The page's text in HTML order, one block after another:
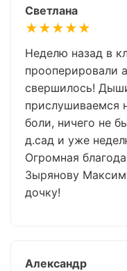
Светлана
★★★★★
Неделю назад в
прооперировали
свершилось!
прислушиваемся
боли, ничего не
д.сад и уже
Огромная
Зырянову
дочку!
Александр